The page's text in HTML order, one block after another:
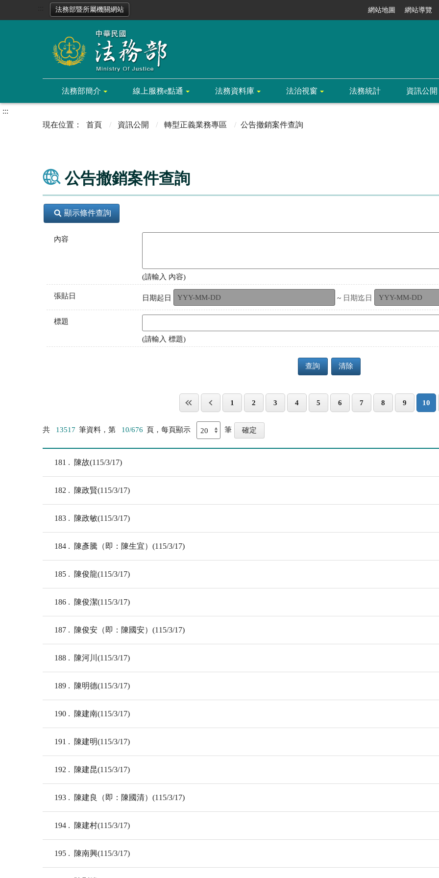
法務部暨所屬機關網站 網站地圖 網站導覽
法務部簡介 線上服務e點通 法務資料庫 法治視窗 法務統計 資訊公開
:::
首頁
資訊公開 轉型正義業務專區 公告撤銷案件查詢
公告撤銷案件查詢
顯示條件查詢
內容
(請輸入 內容)
張貼日 日期起日 ~ 日期迄日
標題
(請輸入 標題)
查詢 清除
1 2 3 4 5 6 7 8 9 10
共 13517 筆資料，第 10/676 頁，每頁顯示 筆
181 陳故(115/3/17)
182 陳政賢(115/3/17)
183 陳政敏(115/3/17)
184 陳彥騰（即：陳生宜）(115/3/17)
185 陳俊龍(115/3/17)
186 陳俊潔(115/3/17)
187 陳俊安（即：陳國安）(115/3/17)
188 陳河川(115/3/17)
189 陳明德(115/3/17)
190 陳建南(115/3/17)
191 陳建明(115/3/17)
192 陳建昆(115/3/17)
193 陳建良（即：陳國清）(115/3/17)
194 陳建村(115/3/17)
195 陳南興(115/3/17)